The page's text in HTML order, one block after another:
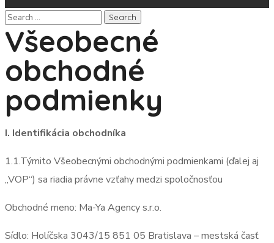
Všeobecné
obchodné
podmienky
I. Identifikácia obchodníka
1.1.Týmito Všeobecnými obchodnými podmienkami (ďalej aj
„VOP“) sa riadia právne vzťahy medzi spoločnosťou
Obchodné meno: Ma-Ya Agency s.r.o.
Sídlo: Holíčska 3043/15 851 05 Bratislava – mestská časť